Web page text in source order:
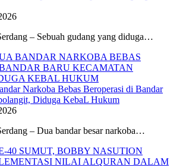
– Sebuah gudang yang diduga…
Narkoba Bebas Beroperasi di Bandar
Diduga KebaL Hukum
– Dua bandar besar narkoba…